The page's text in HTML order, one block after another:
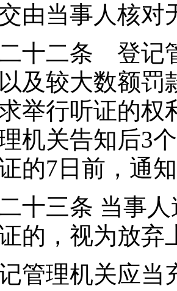
由当事人核对
二条 登记管
及较大数额罚
举行听证的
机关告知后3
的7日前，通
三条 当事人
的，视为放弃
理机关应当